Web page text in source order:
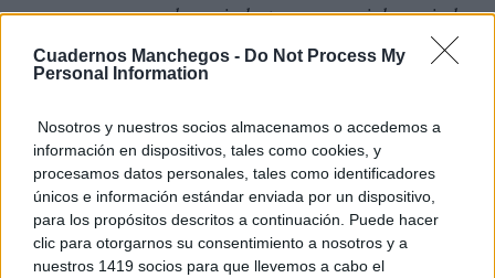
Cuadernos Manchegos - Do Not Process My
Personal Information
Nosotros y nuestros socios almacenamos o accedemos a
información en dispositivos, tales como cookies, y
procesamos datos personales, tales como identificadores
únicos e información estándar enviada por un dispositivo,
para los propósitos descritos a continuación. Puede hacer
clic para otorgarnos su consentimiento a nosotros y a
nuestros 1419 socios para que llevemos a cabo el
porque nunca es demasiado temprano ni demasiado
tarde en la vida para adoptar medidas
cerebrosaludables”,explica el Dr. Jesús Porta-
Etessam.